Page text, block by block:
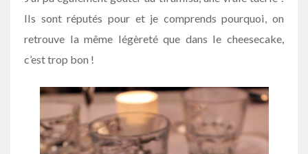
Ils sont réputés pour et je comprends pourquoi, on
retrouve la même légèreté que dans le cheesecake,
c’est trop bon !